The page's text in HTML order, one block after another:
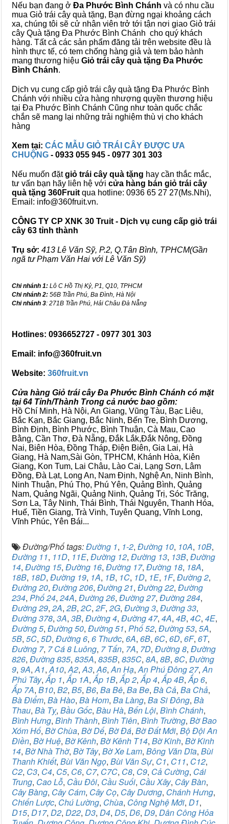
Nếu bạn đang ở Đa Phước Bình Chánh và có nhu cầu
mua Giỏ trái cây quà tặng, Bạn đừng ngại khoảng cách
xa, chúng tôi sẽ cử nhân viên trở tới tận nơi giao Giỏ trái
cây Quà tặng Đa Phước Bình Chánh cho quý khách
hàng. Tất cả các sản phẩm đăng tải trên website đều là
hình thực tế, có tem chống hàng giả và tem bảo hành
mang thương hiệu Giỏ trái cây quà tặng Đa Phước
Bình Chánh.
Dịch vụ cung cấp giỏ trái cây quà tặng Đa Phước Bình
Chánh với nhiều cửa hàng nhượng quyền thương hiệu
tại Đa Phước Bình Chánh Cũng như toàn quốc chắc
chắn sẽ mang lại những trải nghiệm thù vị cho khách
hàng
Xem tại: CÁC MẪU GIỎ TRÁI CÂY ĐƯỢC ƯA
CHUỘNG - 0933 055 945 - 0977 301 303
Nếu muốn đặtgiỏ trái cây quà tặng hay cần thắc mắc,
tư vấn bạn hãy liên hệ với cửa hàng bán giỏ trái cây
quà tặng 360Fruit qua hotline: 0936 65 27 27(Ms.Nhi),
Email: info@360fruit.vn.
CÔNG TY CP XNK 30 Truit - Dịch vụ cung cấp giỏ trái
cây 63 tỉnh thành
Trụ sở: 413 Lê Văn Sỹ, P.2, Q.Tân Bình, TPHCM(Gần
ngã tư Phạm Văn Hai với Lê Văn Sỹ)
Chi nhánh 1: Lô C Hồ Thị Kỷ, P1, Q10, TPHCM
Chi nhánh 2: 56B Trần Phú, Ba Đình, Hà Nội
Chi nhánh 3: 271B Trần Phú, Hải Châu Đà Nẵng
Hotlines: 0936652727 - 0977 301 303
Email: info@360fruit.vn
Website: 360fruit.vn
Cửa hàng Giỏ trái cây Đa Phước Bình Chánh có mặt
tại 64 Tỉnh/Thành Trong cả nước bao gồm:
Hồ Chí Minh, Hà Nội, An Giang, Vũng Tàu, Bạc Liêu,
Bắc Kạn, Bắc Giang, Bắc Ninh, Bến Tre, Bình Dương,
Bình Định, Bình Phước, Bình Thuận, Cà Mau, Cao
Bằng, Cần Thơ, Đà Nẵng, Đắk Lắk,Đắk Nông, Đồng
Nai, Biên Hòa, Đồng Tháp, Điện Biên, Gia Lai, Hà
Giang, Hà Nam,Sài Gòn, TPHCM, Khánh Hòa, Kiên
Giang, Kon Tum, Lai Châu, Lào Cai, Lạng Sơn, Lâm
Đồng, Đà Lạt, Long An, Nam Định, Nghệ An, Ninh Bình,
Ninh Thuận, Phú Thọ, Phú Yên, Quảng Bình, Quảng
Nam, Quảng Ngãi, Quảng Ninh, Quảng Trị, Sóc Trăng,
Sơn La, Tây Ninh, Thái Bình, Thái Nguyên, Thanh Hóa,
Huế, Tiền Giang, Trà Vinh, Tuyên Quang, Vĩnh Long,
Vĩnh Phúc, Yên Bái...
Đường/Phố tags:Đường 1, 1-2, Đường 10, 10A, 10B,
Đường 11, 11D, 11E, Đường 12, Đường 13, 13B, Đường
14, Đường 15, Đường 16, Đường 17, Đường 18, 18A,
18B, 18D, Đường 19, 1A, 1B, 1C, 1D, 1E, 1F, Đường 2,
Đường 20, Đường 206, Đường 21, Đường 22, Đường
234, Phố 24, 24A, Đường 26, Đường 27, Đường 284,
Đường 29, 2A, 2B, 2C, 2F, 2G, Đường 3, Đường 33,
Đường 378, 3A, 3B, Đường 4, Đường 47, 4A, 4B, 4C, 4E,
Đường 5, Đường 50, Đường 51, Phố 52, Đường 53, 5A,
5B, 5C, 5D, Đường 6, 6 Thước, 6A, 6B, 6C, 6D, 6F, 6T,
Đường 7, 7 Cá 8 Luông, 7 Tấn, 7A, 7D, Đường 8, Đường
826, Đường 835, 835A, 835B, 835C, 8A, 8B, 8C, Đường
9, 9A,A1,A10,A2,A3,A6,An Hạ,An Phú Đông 27,An
Phú Tây,Ấp 1,Ấp 1A,Ấp 1B,Ấp 2,Ấp 4,Ấp 4B,Ấp 6,
Ấp 7A, B10, B2, B5, B6, Ba Bê, Ba Be, Bà Cả, Ba Chả,
Bà Điểm, Bà Hào, Bà Hom, Ba Làng, Ba Si Đông, Bà
Thau, Bà Tỵ, Bầu Gốc, Bàu Hà, Bến Lội, Bình Chánh,
Bình Hưng, Bình Thành, Bình Tiên, Bình Trường, Bờ Bao
Xóm Hố, Bờ Chùa, Bờ Dế, Bờ Đá, Bờ Đất Mới, Bộ Đội An
Điền, Bờ Huệ, Bờ Kênh, Bờ Kênh T14, Bờ Kinh, Bờ Kinh
14, Bờ Nhà Thờ, Bờ Tây, Bờ Xe Lam, Bông Văn Dĩa, Bùi
Thanh Khiết, Bùi Văn Ngọ, Bùi Văn Sự, C1, C11, C12,
C2, C3, C4, C5, C6, C7, C7C, C8, C9, Cả Cường, Cái
Trung, Cao Lỗ, Cầu Đôi, Cầu Suối, Cầu Xây, Cây Bàn,
Cây Bàng, Cây Cám, Cây Cọ, Cây Dương, Chánh Hưng,
Chiến Lược, Chú Lường, Chùa, Công Nghệ Mới, D1,
D15, D17, D2, D22, D3, D4, D5, D6, D9, Dân Công Hỏa